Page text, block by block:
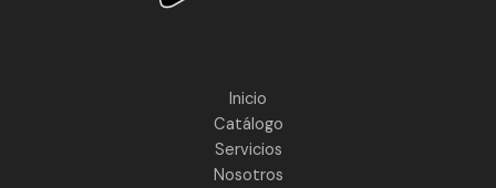
Inicio
Catálogo
Servicios
Nosotros